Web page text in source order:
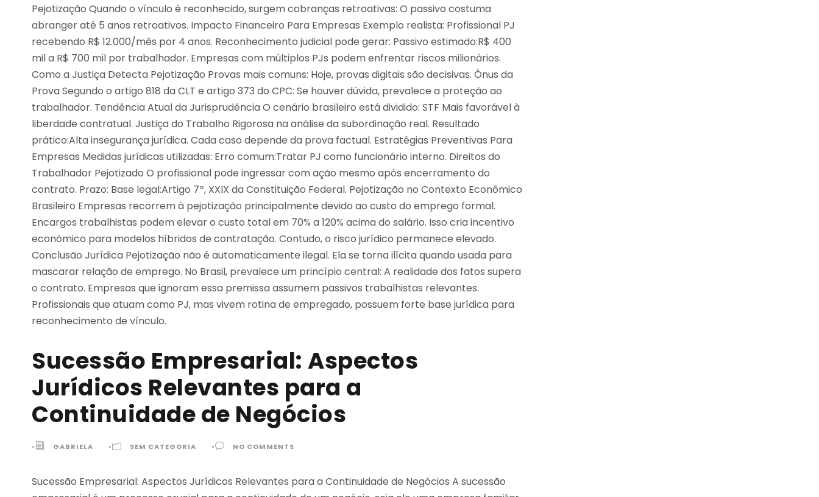
Pejotização Quando o vínculo é reconhecido, surgem cobranças retroativas: O passivo costuma
abranger até 5 anos retroativos. Impacto Financeiro Para Empresas Exemplo realista: Profissional PJ
recebendo R$ 12.000/mês por 4 anos. Reconhecimento judicial pode gerar: Passivo estimado:R$ 400
mil a R$ 700 mil por trabalhador. Empresas com múltiplos PJs podem enfrentar riscos milionários.
Como a Justiça Detecta Pejotização Provas mais comuns: Hoje, provas digitais são decisivas. Ônus da
Prova Segundo o artigo 818 da CLT e artigo 373 do CPC: Se houver dúvida, prevalece a proteção ao
trabalhador. Tendência Atual da Jurisprudência O cenário brasileiro está dividido: STF Mais favorável à
liberdade contratual. Justiça do Trabalho Rigorosa na análise da subordinação real. Resultado
prático:Alta insegurança jurídica. Cada caso depende da prova factual. Estratégias Preventivas Para
Empresas Medidas jurídicas utilizadas: Erro comum:Tratar PJ como funcionário interno. Direitos do
Trabalhador Pejotizado O profissional pode ingressar com ação mesmo após encerramento do
contrato. Prazo: Base legal:Artigo 7º, XXIX da Constituição Federal. Pejotização no Contexto Econômico
Brasileiro Empresas recorrem à pejotização principalmente devido ao custo do emprego formal.
Encargos trabalhistas podem elevar o custo total em 70% a 120% acima do salário. Isso cria incentivo
econômico para modelos híbridos de contratação. Contudo, o risco jurídico permanece elevado.
Conclusão Jurídica Pejotização não é automaticamente ilegal. Ela se torna ilícita quando usada para
mascarar relação de emprego. No Brasil, prevalece um princípio central: A realidade dos fatos supera
o contrato. Empresas que ignoram essa premissa assumem passivos trabalhistas relevantes.
Profissionais que atuam como PJ, mas vivem rotina de empregado, possuem forte base jurídica para
reconhecimento de vínculo.
Sucessão Empresarial: Aspectos
Jurídicos Relevantes para a
Continuidade de Negócios
• GABRIELA • SEM CATEGORIA • NO COMMENTS
Sucessão Empresarial: Aspectos Jurídicos Relevantes para a Continuidade de Negócios A sucessão